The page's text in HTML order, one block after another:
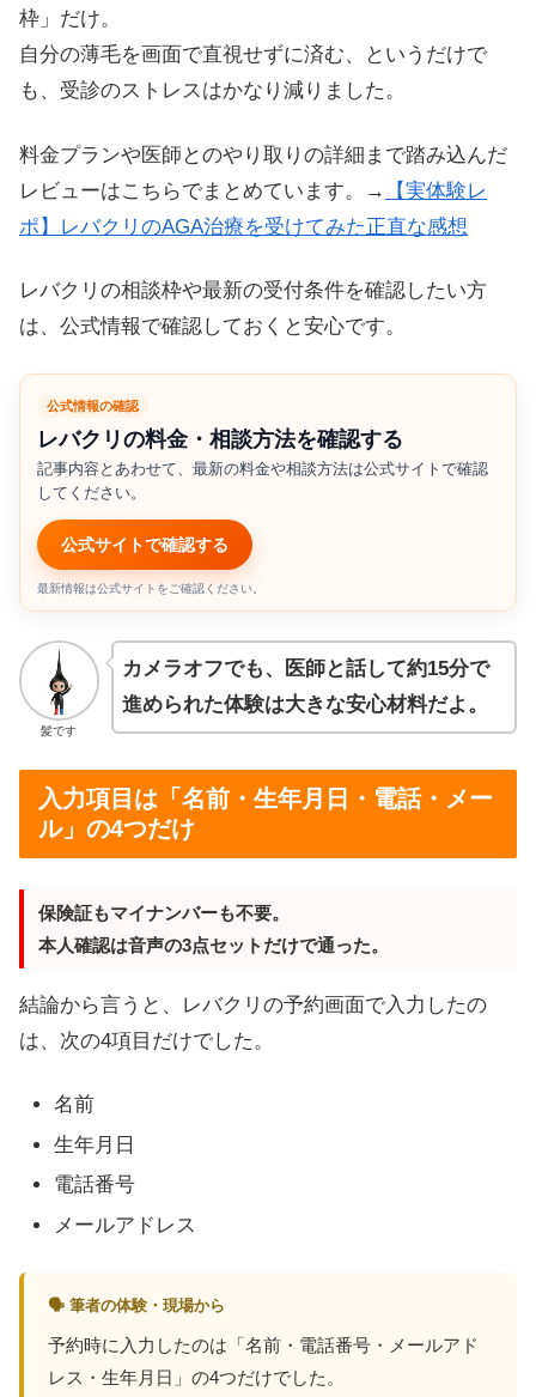
枠」だけ。
自分の薄毛を画面で直視せずに済む、というだけで
も、受診のストレスはかなり減りました。
料金プランや医師とのやり取りの詳細まで踏み込んだ
レビューはこちらでまとめています。→
【実体験レ
ポ】レバクリのAGA治療を受けてみた正直な感想
レバクリの相談枠や最新の受付条件を確認したい方
は、公式情報で確認しておくと安心です。
公式情報の確認
レバクリの料金・相談方法を確認する
記事内容とあわせて、最新の料金や相談方法は公式サイトで確認
してください。
公式サイトで確認する
最新情報は公式サイトをご確認ください。
髪です
カメラオフでも、医師と話して約15分で
進められた体験は大きな安心材料だよ。
入力項目は「名前・生年月日・電話・メー
ル」の4つだけ
保険証もマイナンバーも不要。
本人確認は音声の3点セットだけで通った。
結論から言うと、レバクリの予約画面で入力したの
は、次の4項目だけでした。
名前
生年月日
電話番号
メールアドレス
🗣 筆者の体験・現場から
予約時に入力したのは「名前・電話番号・メールアド
レス・生年月日」の4つだけでした。